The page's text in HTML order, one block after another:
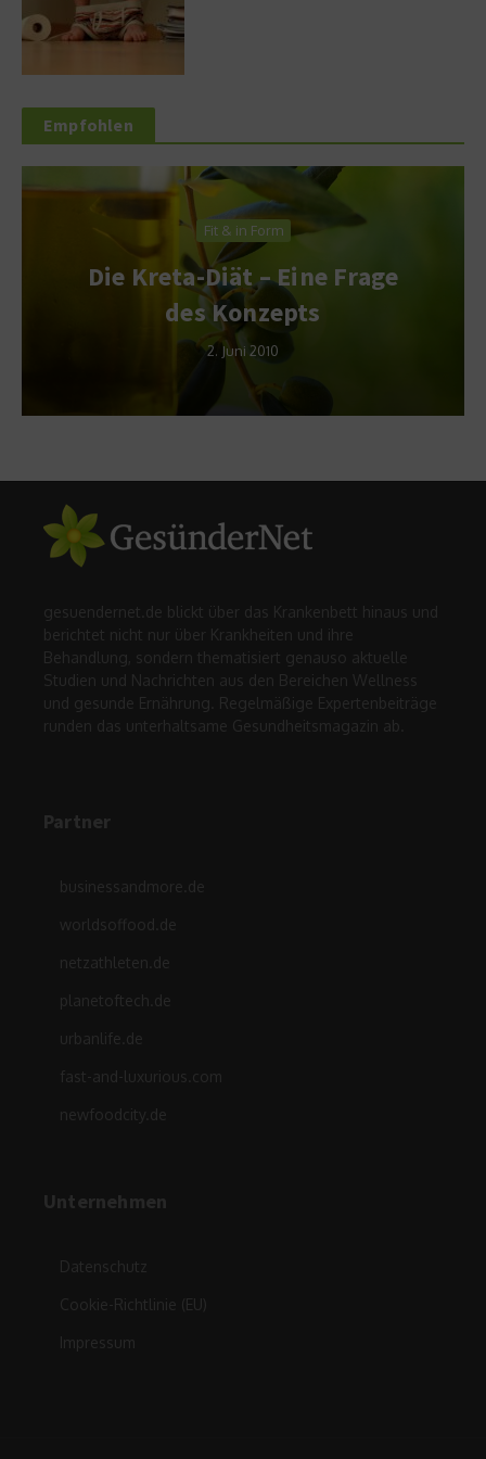
Empfohlen
Fit & in Form
Die Kreta-Diät – Eine Frage
des Konzepts
2. Juni 2010
gesuendernet.de blickt über das Krankenbett hinaus und
berichtet nicht nur über Krankheiten und ihre
Behandlung, sondern thematisiert genauso aktuelle
Studien und Nachrichten aus den Bereichen Wellness
und gesunde Ernährung. Regelmäßige Expertenbeiträge
runden das unterhaltsame Gesundheitsmagazin ab.
Partner
businessandmore.de
worldsoffood.de
netzathleten.de
planetoftech.de
urbanlife.de
fast-and-luxurious.com
newfoodcity.de
Unternehmen
Datenschutz
Cookie-Richtlinie (EU)
Impressum